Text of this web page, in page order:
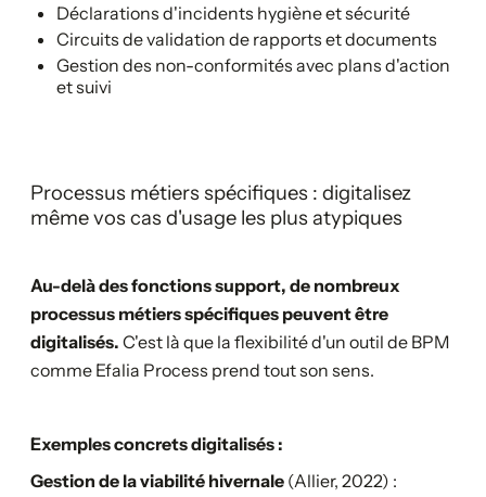
Déclarations d'incidents hygiène et sécurité
Circuits de validation de rapports et documents
Gestion des non-conformités avec plans d'action
et suivi
Processus métiers spécifiques : digitalisez
même vos cas d'usage les plus atypiques
Au-delà des fonctions support, de nombreux
processus métiers spécifiques peuvent être
digitalisés. C'est là que la flexibilité d'un outil de BPM
comme Efalia Process prend tout son sens.
Exemples concrets digitalisés :
Gestion de la viabilité hivernale (Allier, 2022) :